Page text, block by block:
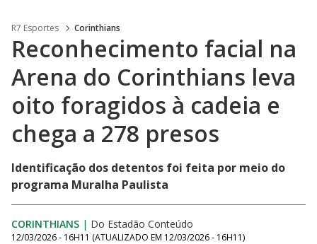
R7 Esportes Corinthians
Reconhecimento facial na
Arena do Corinthians leva
oito foragidos à cadeia e
chega a 278 presos
Identificação dos detentos foi feita por meio do
programa Muralha Paulista
CORINTHIANS | Do Estadão Conteúdo
12/03/2026 - 16H11 (ATUALIZADO EM 12/03/2026 - 16H11)